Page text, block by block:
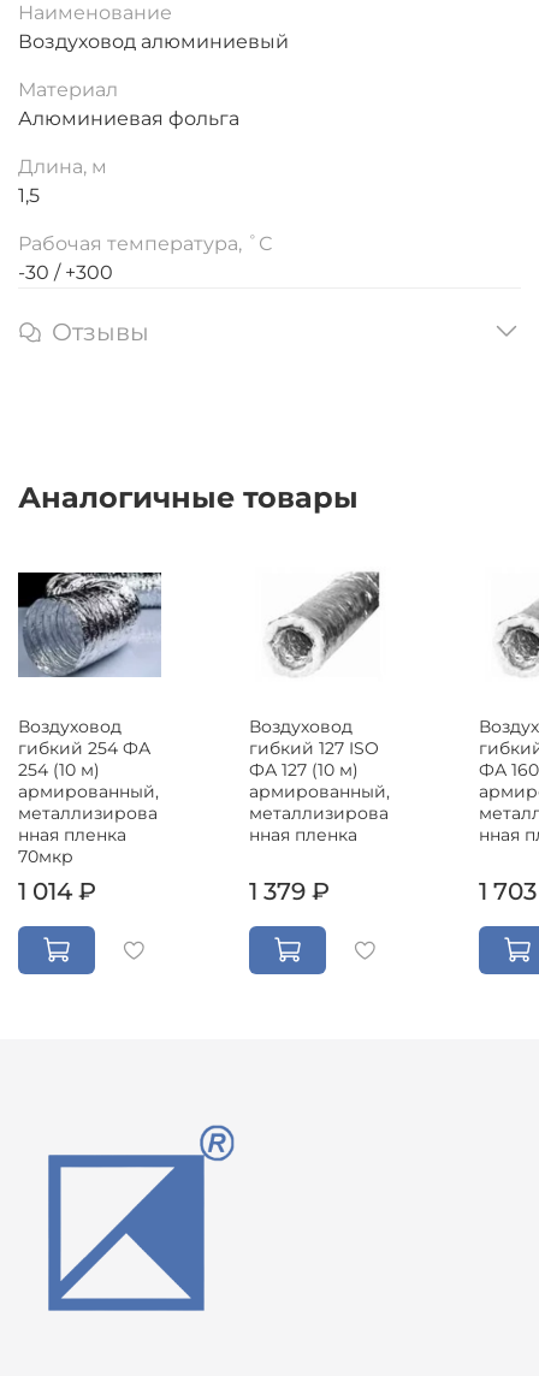
Наименование
Воздуховод алюминиевый
Материал
Алюминиевая фольга
Длина, м
1,5
Рабочая температура, ˚С
-30 / +300
Отзывы
Аналогичные товары
Воздуховод
гибкий 254 ФА
254 (10 м)
армированный,
металлизирова
нная пленка
70мкр
1 014 ₽
Воздуховод
гибкий 127 ISO
ФА 127 (10 м)
армированный,
металлизирова
нная пленка
1 379 ₽
ФА
нная
1